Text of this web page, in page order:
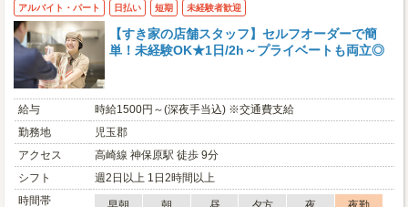
アルバイト・パート 日払い 短期 未経験者歓迎
【すき家の店舗スタッフ】セルフオーダーで簡
単！未経験OK★1日/2h～プライベートも両立◎
給与
時給1500円～(深夜手当込) ※交通費支給
勤務地
児玉郡
アクセス
高崎線 神保原駅 徒歩 9分
シフト
週2日以上 1日2時間以上
時間帯